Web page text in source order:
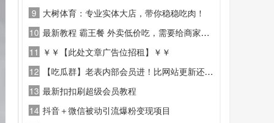
9 大树体育：专业实体大店，带你稳稳吃肉！
10 最新教程 霸王餐 外卖低价吃，需要给商家好评
11 ￥￥【此处文章广告位招租】￥￥
12
【吃瓜群】老表内部会员进！比网站更新还精彩！
13 最新扣扣刷超级会员教程
14 抖音＋微信被动引流爆粉变现项目